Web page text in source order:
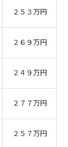
２５３万円
２６９万円
２４９万円
２７７万円
２５７万円